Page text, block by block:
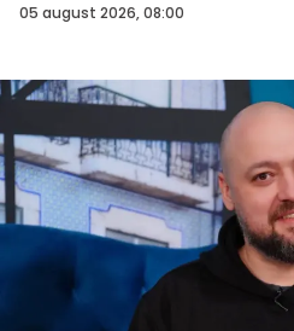
05 august 2026, 08:00